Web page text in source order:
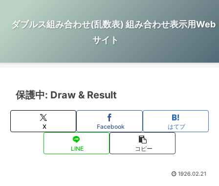
ダブルス組み合わせ(乱数表) 組み合わせ表示用Web
サイト
保護中: Draw & Result
X Facebook はてブ
LINE コピー
1926.02.21